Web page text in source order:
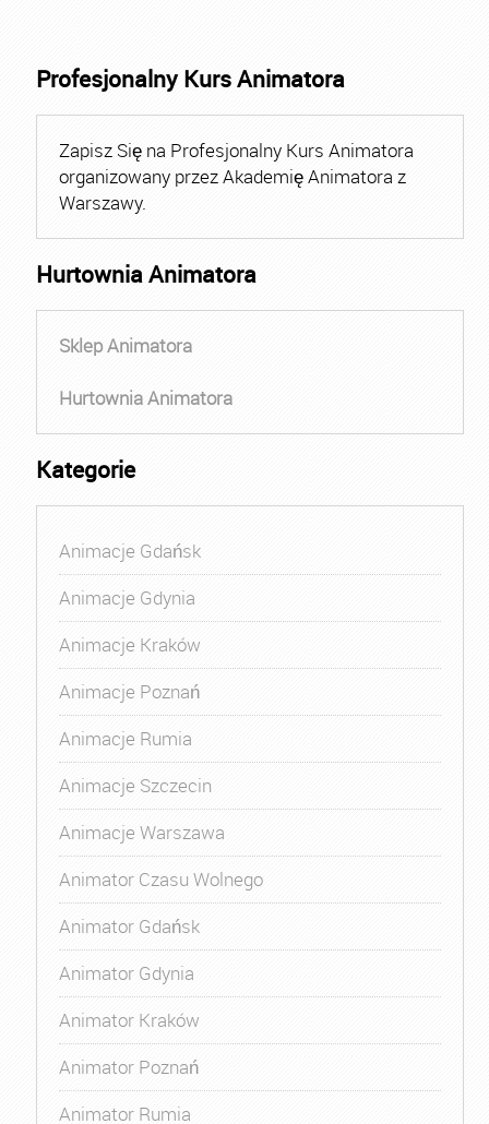
Profesjonalny Kurs Animatora
Zapisz Się na Profesjonalny Kurs Animatora
organizowany przez Akademię Animatora z
Warszawy.
Hurtownia Animatora
Sklep Animatora
Hurtownia Animatora
Kategorie
Animacje Gdańsk
Animacje Gdynia
Animacje Kraków
Animacje Poznań
Animacje Rumia
Animacje Szczecin
Animacje Warszawa
Animator Czasu Wolnego
Animator Gdańsk
Animator Gdynia
Animator Kraków
Animator Poznań
Animator Rumia